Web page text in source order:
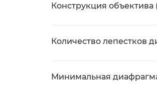
Конструкция
Количество лепестков
Минимальная